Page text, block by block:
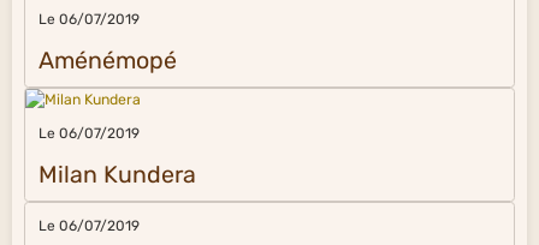
Le 06/07/2019
Aménémopé
Le 06/07/2019
Milan Kundera
Le 06/07/2019